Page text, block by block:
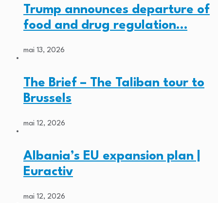
Trump announces departure of
food and drug regulation…
mai 13, 2026
The Brief – The Taliban tour to
Brussels
mai 12, 2026
Albania’s EU expansion plan |
Euractiv
mai 12, 2026